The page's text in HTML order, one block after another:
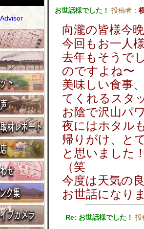
お世話様でした！ 投稿者：
向瀧の皆様今
今回もお一人
去年もそうで
のですよね〜
美味しい食事
てくれるスタ
お陰で沢山パ
夜にはホタル
帰りがけ、と
と思いました
（笑
今度は天気の
お世話になり
Re: お世話様でした！ 投